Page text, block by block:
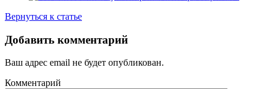
Вернуться к статье
Добавить комментарий
Ваш адрес email не будет опубликован.
Комментарий